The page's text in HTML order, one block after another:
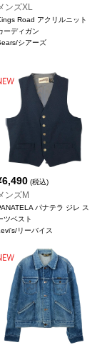
ンズXL
Road アクリルニット
ーディガン
シアーズ
6,490 (税込)
ンズM
パナテラ ジレ ス
ツベスト
リーバイス